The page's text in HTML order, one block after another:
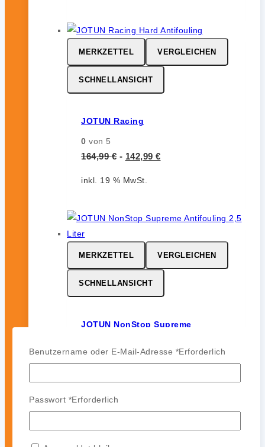
MERKZETTEL VERGLEICHEN
SCHNELLANSICHT
JOTUN Racing
0 von 5
164,99€ - 142,99 €
inkl. 19 % MwSt.
MERKZETTEL VERGLEICHEN
SCHNELLANSICHT
JOTUN NonStop Supreme
inkl. 19 % MwSt.
MERKZETTEL
Benutzername oder E-Mail-Adresse *Erforderlich
Passwort *Erforderlich